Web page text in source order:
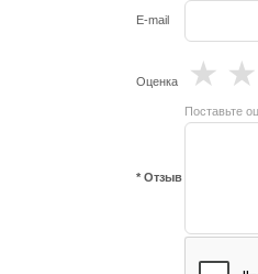
E-mail
Оценка ★
★
Поставьте
* Отзыв